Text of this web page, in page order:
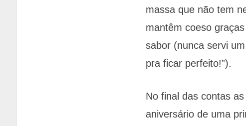
massa que não tem
mantêm coeso
sabor (nunca servi
pra ficar perfeito!”).
No final das contas
aniversário de uma